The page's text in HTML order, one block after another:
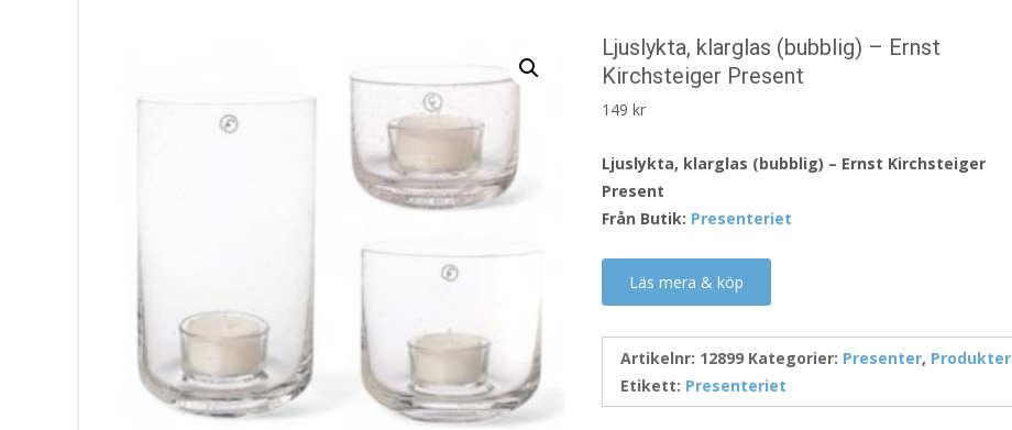
Ljuslykta, klarglas (bubblig) – Ernst
Kirchsteiger Present
149kr
Ljuslykta, klarglas (bubblig) – Ernst Kirchsteiger
Present
Från Butik: Presenteriet
Läs mera & köp
Artikelnr: 12899 Kategorier: Presenter, Produkter
Etikett: Presenteriet